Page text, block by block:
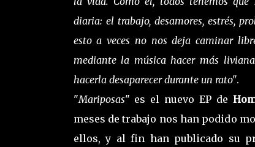
diaria: el trabajo, desamores, estrés,
esto a veces no nos deja caminar
mediante la música hacer más
hacerla desaparecer durante un rato".
"Mariposas" es el nuevo EP de
meses de trabajo nos han podido
ellos, y al fin han publicado su